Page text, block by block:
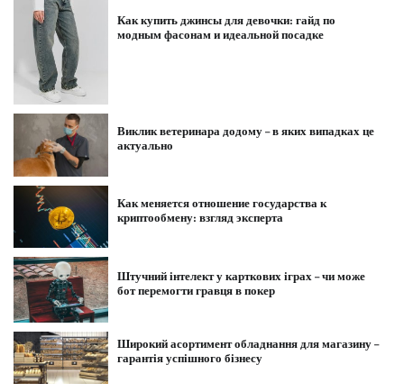
Как купить джинсы для девочки: гайд по
модным фасонам и идеальной посадке
Виклик ветеринара додому – в яких випадках це
актуально
Как меняется отношение государства к
криптообмену: взгляд эксперта
Штучний інтелект у карткових іграх – чи може
бот перемогти гравця в покер
Широкий асортимент обладнання для магазину –
гарантія успішного бізнесу